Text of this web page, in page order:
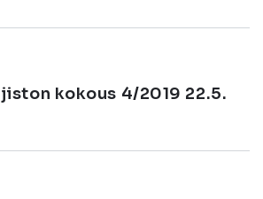
kokous 4/2019 22.5.